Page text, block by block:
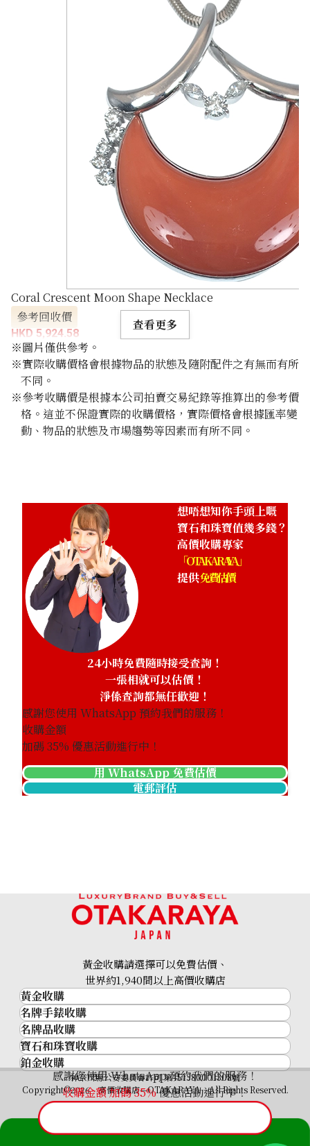
Coral Crescent Moon Shape Necklace
參考回收價
HKD 5,924.58
查看更多
※圖片僅供參考。
※實際收購價格會根據物品的狀態及隨附配件之有無而有所
不同。
※參考收購價是根據本公司拍賣交易紀錄等推算出的參考價
格。這並不保證實際的收購價格，實際價格會根據匯率變
動、物品的狀態及市場趨勢等因素而有所不同。
想唔想知你手頭上嘅
寶石和珠寶值幾多錢？
高價收購專家
「OTAKARAYA」
提供免費估價
24小時免費隨時接受查詢！
一張相就可以估價！
淨係查詢都無任歡迎！
感謝您使用 WhatsApp 預約我們的服務！
收購金額
加碼35% 優惠活動進行中！
用 WhatsApp 免費估價
電郵評估
感謝您使用 WhatsApp 預約我們的服務！
收購金額 加碼35%優惠活動進行中！
黃金收購請選擇可以免費估價、
世界約1,940間以上高價收購店
黃金收購
黃金･金條
金條
金幣及銀幣
過去十年黃金價格
金飾
金戒指
金頸鍊
名牌手錶收購
名牌手錶收購
勞力士 (Rolex)
Patek Philippe
Audemars Piguet
Vacheron Constantin
A. Lange & Söhne
Breguet
名牌品收購
名牌品收購
HERMES
LOUIS VUITTON
CHANEL
卡地亞（Cartier）
CELINE
寶石和珠寶收購
寶石和珠寶
祖母綠
藍寶石
紅寶石
鉑金收購
神奈川縣公安委員會許可 第451380001308號
Copyright©2026 高價收購店—OTAKARAYA All Rights Reserved.